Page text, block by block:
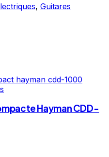
, Guitares
Hayman CDD-